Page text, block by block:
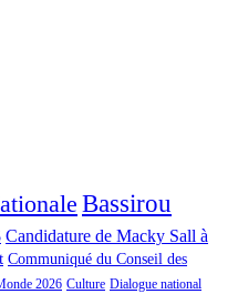
Bassirou
Candidature de Macky Sall à
Communiqué du Conseil des
2026 Culture Dialogue national